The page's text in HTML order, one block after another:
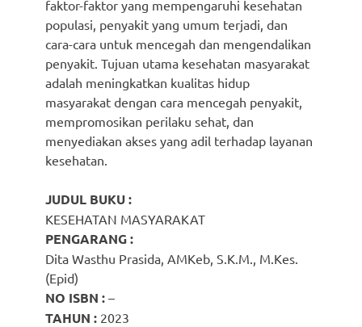
faktor-faktor yang mempengaruhi kesehatan
populasi, penyakit yang umum terjadi, dan
cara-cara untuk mencegah dan mengendalikan
penyakit. Tujuan utama kesehatan masyarakat
adalah meningkatkan kualitas hidup
masyarakat dengan cara mencegah penyakit,
mempromosikan perilaku sehat, dan
menyediakan akses yang adil terhadap layanan
kesehatan.
JUDUL BUKU :
KESEHATAN MASYARAKAT
PENGARANG :
Dita Wasthu Prasida, AMKeb, S.K.M., M.Kes.
(Epid)
NO ISBN : –
TAHUN : 2023